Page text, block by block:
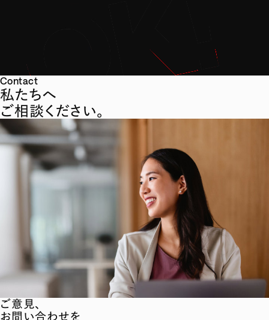
Contact
私たちへ
ご相談ください。
ご意見、
お問い合わせを